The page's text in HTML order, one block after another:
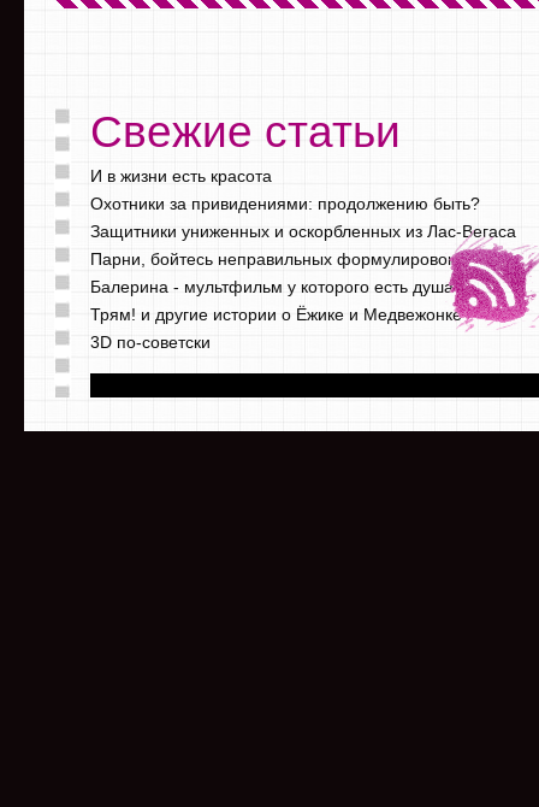
Свежие статьи
И в жизни есть красота
Охотники за привидениями: продолжению быть?
Защитники униженных и оскорбленных из Лас-Вегаса
Парни, бойтесь неправильных формулировок
Балерина - мультфильм у которого есть душа
Трям! и другие истории о Ёжике и Медвежонке
3D по-советски